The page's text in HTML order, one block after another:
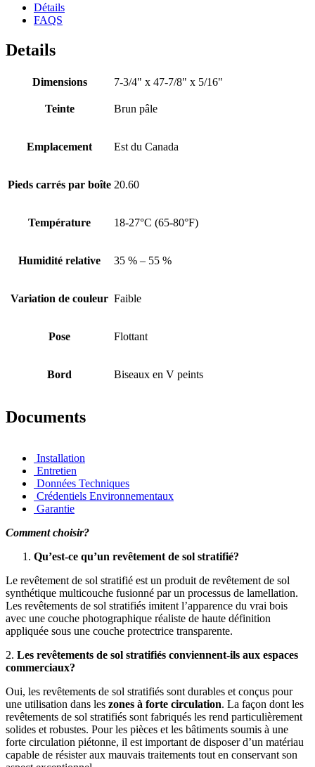
Détails
FAQS
Details
Dimensions 7-3/4" x 47-7/8" x 5/16"
Teinte Brun pâle
Emplacement Est du Canada
Pieds carrés par boîte 20.60
Température 18-27°C (65-80°F)
Humidité relative 35 % – 55 %
Variation de couleur Faible
Pose Flottant
Bord Biseaux en V peints
Documents
Installation
Entretien
Données Techniques
Crédentiels Environnementaux
Garantie
Comment choisir?
Qu’est-ce qu’un revêtement de sol stratifié?
Le revêtement de sol stratifié est un produit de revêtement de sol
synthétique multicouche fusionné par un processus de lamellation.
Les revêtements de sol stratifiés imitent l’apparence du vrai bois
avec une couche photographique réaliste de haute définition
appliquée sous une couche protectrice transparente.
2. Les revêtements de sol stratifiés conviennent-ils aux espaces
commerciaux?
Oui, les revêtements de sol stratifiés sont durables et conçus pour
une utilisation dans les zones à forte circulation. La façon dont les
revêtements de sol stratifiés sont fabriqués les rend particulièrement
solides et robustes. Pour les pièces et les bâtiments soumis à une
forte circulation piétonne, il est important de disposer d’un matériau
capable de résister aux mauvais traitements tout en conservant son